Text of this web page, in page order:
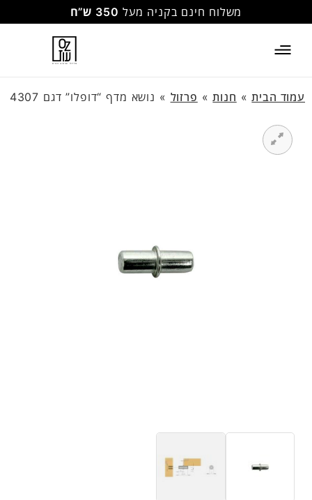
משלוח חינם בקניה מעל 350 ש”ח
עמוד הבית» חנות» פרזול » נושא מדף “דופלו” דגם 4307